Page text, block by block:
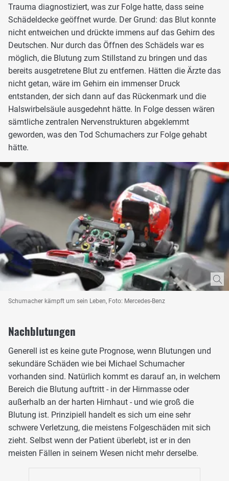
Trauma diagnostiziert, was zur Folge hatte, dass seine
Schädeldecke geöffnet wurde. Der Grund: das Blut konnte
nicht entweichen und drückte immens auf das Gehirn des
Deutschen. Nur durch das Öffnen des Schädels war es
möglich, die Blutung zum Stillstand zu bringen und das
bereits ausgetretene Blut zu entfernen. Hätten die Ärzte das
nicht getan, wäre im Gehirn ein immenser Druck
entstanden, der sich dann auf das Rückenmark und die
Halswirbelsäule ausgedehnt hätte. In Folge dessen wären
sämtliche zentralen Nervenstrukturen abgeklemmt
geworden, was den Tod Schumachers zur Folge gehabt
hätte.
Schumacher kämpft um sein Leben, Foto: Mercedes-Benz
Nachblutungen
Generell ist es keine gute Prognose, wenn Blutungen und
sekundäre Schäden wie bei Michael Schumacher
vorhanden sind. Natürlich kommt es darauf an, in welchem
Bereich die Blutung auftritt - in der Hirnmasse oder
außerhalb an der harten Hirnhaut - und wie groß die
Blutung ist. Prinzipiell handelt es sich um eine sehr
schwere Verletzung, die meistens Folgeschäden mit sich
zieht. Selbst wenn der Patient überlebt, ist er in den
meisten Fällen in seinem Wesen nicht mehr derselbe.